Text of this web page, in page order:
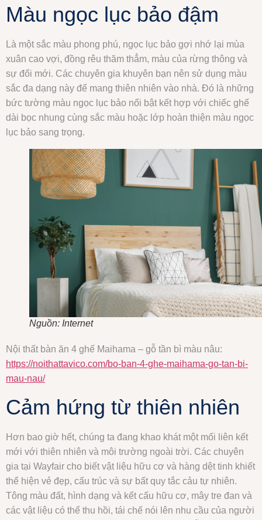
Màu ngọc lục bảo đậm
Là một sắc màu phong phú, ngọc lục bảo gợi nhớ lại mùa
xuân cao vợi, đồng rêu thăm thẳm, màu của rừng thông và
sự đổi mới. Các chuyên gia khuyên bạn nên sử dụng màu
sắc đa dạng này để mang thiên nhiên vào nhà. Đó là những
bức tường màu ngọc lục bảo nổi bật kết hợp với chiếc ghế
dài bọc nhung cùng sắc màu hoặc lớp hoàn thiện màu ngọc
lục bảo sang trọng.
Nguồn: Internet
Nội thất bàn ăn 4 ghế Maihama – gỗ tần bì màu nâu:
https://noithattavico.com/bo-ban-4-ghe-maihama-go-tan-bi-
mau-nau/
Cảm hứng từ thiên nhiên
Hơn bao giờ hết, chúng ta đang khao khát một mối liên kết
mới với thiên nhiên và môi trường ngoài trời. Các chuyên
gia tại Wayfair cho biết vật liệu hữu cơ và hàng dệt tinh khiết
thể hiện vẻ đẹp, cấu trúc và sự bất quy tắc cảu tự nhiên.
Tông màu đất, hình dạng và kết cấu hữu cơ, mây tre đan và
các vật liệu có thể thu hồi, tái chế nói lên nhu cầu của người